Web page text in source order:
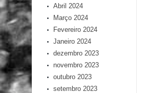
Abril 2024
Março 2024
Fevereiro 2024
Janeiro 2024
dezembro 2023
novembro 2023
outubro 2023
setembro 2023